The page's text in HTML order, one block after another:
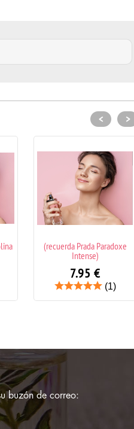
(recuerda 212 Vip Rose
Carolina Herrera)
7.95€
< >
buzón de correo: